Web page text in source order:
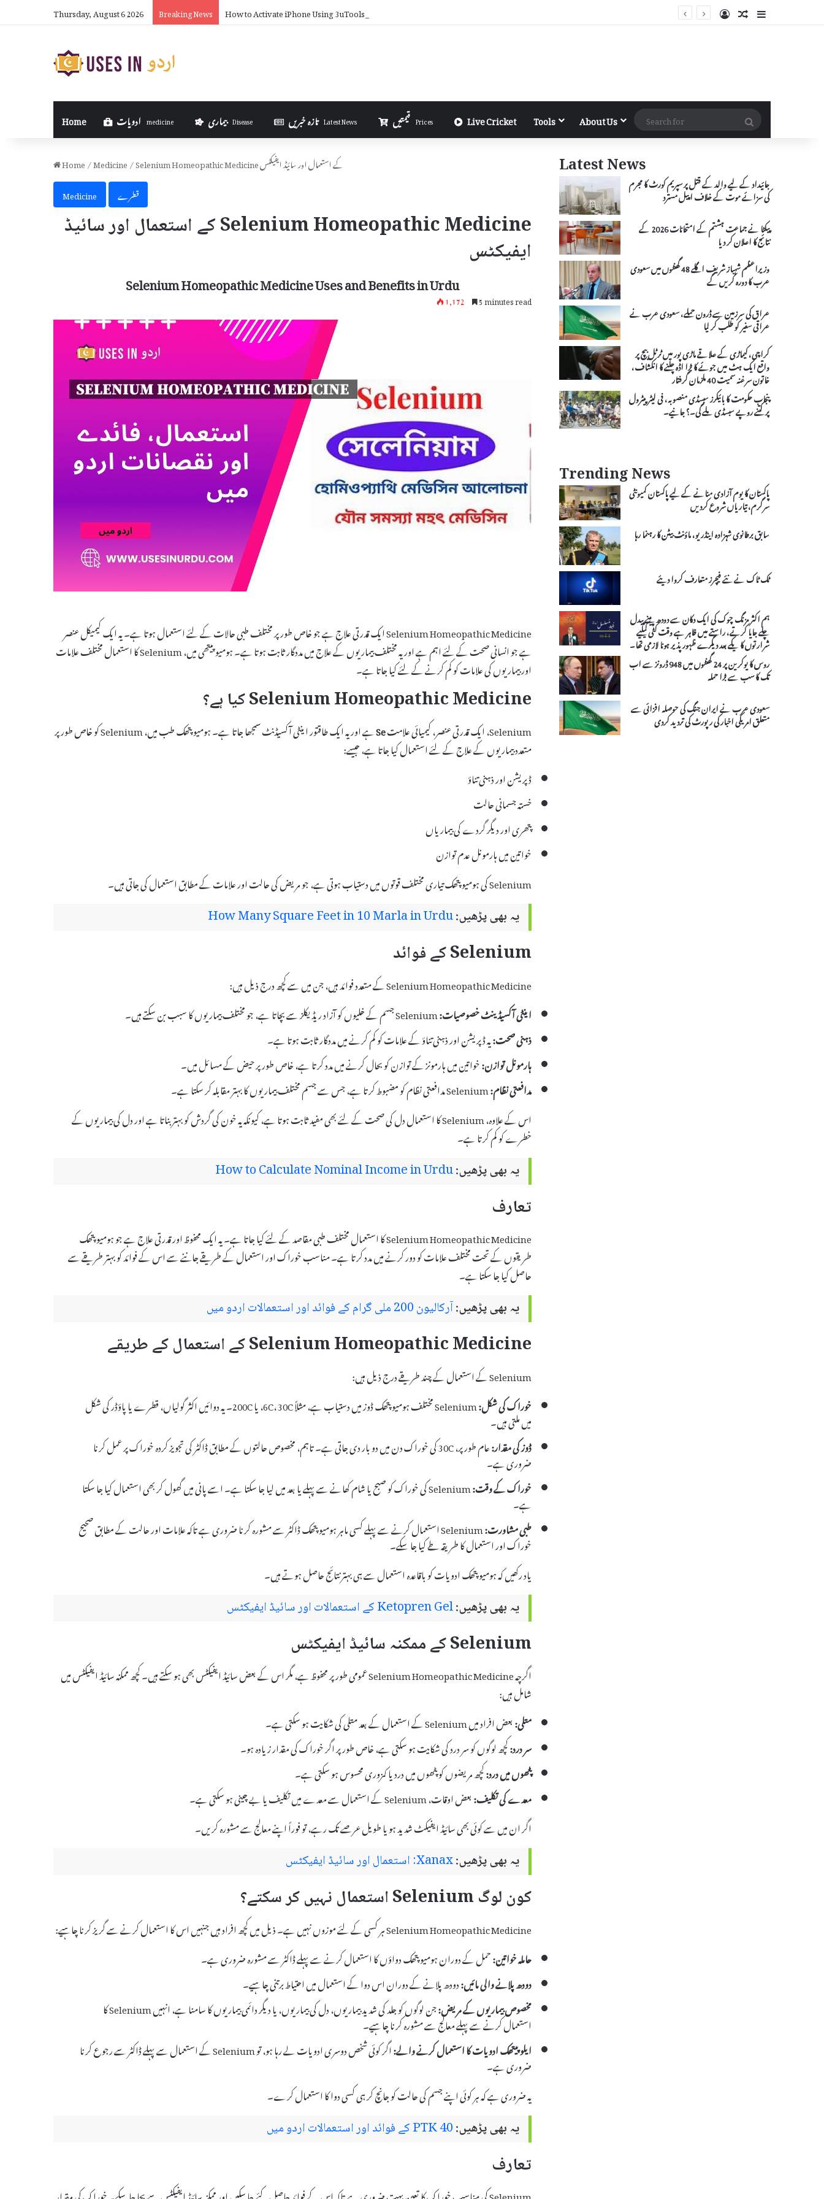
Thursday, August 6 2026 Breaking News How to Activate iPhone Using 3uTools in Urdu Log InRandom Article
Sidebar
Home medicine بیماری Disease تازہ خبریں Latest News Prices Live Cricket Tools About Us
Search
for
Home/Medicine/
Selenium Homeopathic Medicine کے استعمال اور سائیڈ ایفیکٹس
Medicine
قطرے
Selenium Homeopathic Medicine کے استعمال اور سائیڈ
ایفیکٹس
Selenium Homeopathic Medicine Uses and Benefits in Urdu
1,172 5 minutes read
Selenium Homeopathic Medicine ایک قدرتی علاج ہے جو خاص طور پر مختلف طبی حالات کے لئے استعمال ہوتا ہے۔ یہ ایک کیمیکل عنصر
ہے جو انسانی صحت کے لئے اہم ہے اور یہ مختلف بیماریوں کے علاج میں مددگار ثابت ہوتا ہے۔ ہومیوپیتھی میں، Selenium کا استعمال مختلف علامات
اور بیماریوں کی علامات کو کم کرنے کے لئے کیا جاتا ہے۔
Selenium Homeopathic Medicine کیا ہے؟
Selenium، ایک قدرتی عنصر، کیمیائی علامت Se ہے اور یہ ایک طاقتور اینٹی آکسیڈنٹ سمجھا جاتا ہے۔ ہومیوپتھک طب میں، Selenium کو خاص طور پر
متعدد بیماریوں کے علاج کے لئے استعمال کیا جاتا ہے، جیسے:
ڈپریشن اور ذہنی تناؤ
خستہ جسمانی حالت
پتھری اور دیگر گردے کی بیماریاں
خواتین میں ہارمونل عدم توازن
Selenium کی ہومیوپتھک تیاری مختلف قوتوں میں دستیاب ہوتی ہے، جو مریض کی حالت اور علامات کے مطابق استعمال کی جاتی ہیں۔
یہ بھی پڑھیں:How Many Square Feet in 10 Marla in Urdu
Selenium کے فوائد
Selenium Homeopathic Medicine کے متعدد فوائد ہیں، جن میں سے کچھ درج ذیل ہیں:
اینٹی آکسیڈینٹ خصوصیات:
ذہنی صحت:یہ ڈپریشن اور ذہنی تناؤ کے علامات کو کم کرنے میں مددگار ثابت ہوتا ہے۔
ہارمونل توازن:خواتین میں ہارمونز کے توازن کو بحال کرنے میں مدد کرتا ہے، خاص طور پر حیض کے مسائل میں۔
مدافعتی نظام:
اس کے علاوہ، Selenium کا استعمال دل کی صحت کے لئے بھی مفید ثابت ہوتا ہے، کیونکہ یہ خون کی گردش کو بہتر بناتا ہے اور دل کی بیماریوں کے
خطرے کو کم کرتا ہے۔
یہ بھی پڑھیں:How to Calculate Nominal Income in Urdu
تعارف
Selenium Homeopathic Medicine کا استعمال مختلف طبی مقاصد کے لئے کیا جاتا ہے۔ یہ ایک محفوظ اور قدرتی علاج ہے جو ہومیوپتھک
طریقوں کے تحت مختلف علامات کو دور کرنے میں مدد کرتا ہے۔ مناسب خوراک اور استعمال کے طریقے جاننے سے اس کے فوائد کو بہتر طریقے سے
حاصل کیا جا سکتا ہے۔
یہ بھی پڑھیں:آرکالیون 200 ملی گرام کے فوائد اور استعمالات اردو میں
Selenium Homeopathic Medicine کے استعمال کے طریقے
Selenium کے استعمال کے چند طریقے درج ذیل ہیں:
خوراک کی شکل:
Selenium مختلف ہومیوپتھک ڈوز میں دستیاب ہے، مثلاً 6C، 30C، یا 200C۔ یہ دوائیں اکثر گولیاں، قطرے یا پاؤڈر کی شکل
میں ملتی ہیں۔
ڈوز کی مقدار:
عام طور پر، 30C کی خوراک دن میں دو بار دی جاتی ہے۔ تاہم، مخصوص حالتوں کے مطابق ڈاکٹر کی تجویز کردہ خوراک پر عمل کرنا
ضروری ہے۔
خوراک کے وقت:
Selenium کی خوراک کو صبح یا شام کھانے سے پہلے یا بعد میں لیا جا سکتا ہے۔ اسے پانی میں گھول کر بھی استعمال کیا جا سکتا
ہے۔
طبی مشاورت:
Selenium استعمال کرنے سے پہلے کسی ماہر ہومیوپتھک ڈاکٹر سے مشورہ کرنا ضروری ہے تاکہ علامات اور حالت کے مطابق صحیح
خوراک اور استعمال کا طریقہ طے کیا جا سکے۔
یاد رکھیں کہ ہومیوپتھک ادویات کو باقاعدہ استعمال سے ہی بہتر نتائج حاصل ہوتے ہیں۔
یہ بھی پڑھیں:Ketopren Gel کے استعمالات اور سائیڈ ایفیکٹس
Selenium کے ممکنہ سائیڈ ایفیکٹس
اگرچہ Selenium Homeopathic Medicine عمومی طور پر محفوظ ہے، مگر اس کے بعض سائیڈ ایفیکٹس بھی ہو سکتے ہیں۔ کچھ ممکنہ سائیڈ ایفیکٹس میں
شامل ہیں:
متلی:بعض افراد میں Selenium کے استعمال کے بعد متلی کی شکایت ہو سکتی ہے۔
سر درد:کچھ لوگوں کو سر درد کی شکایت ہو سکتی ہے، خاص طور پر اگر خوراک کی مقدار زیادہ ہو۔
پٹھوں میں درد:کچھ مریضوں کو پٹھوں میں درد یا کمزوری محسوس ہو سکتی ہے۔
معدے کی تکلیف:بعض اوقات، Selenium کے استعمال سے معدے میں تکلیف یا بے چینی ہو سکتی ہے۔
اگر ان میں سے کوئی بھی سائیڈ ایفیکٹ شدید ہو یا طویل عرصے تک رہے، تو فوراً اپنے معالج سے مشورہ کریں۔
یہ بھی پڑھیں:Xanax: استعمال اور سائیڈ ایفیکٹس
کون لوگ Selenium استعمال نہیں کر سکتے؟
Selenium Homeopathic Medicine ہر کسی کے لئے موزوں نہیں ہے۔ ذیل میں کچھ افراد ہیں جنہیں اس کا استعمال کرنے سے گریز کرنا چاہیے:
حاملہ خواتین:حمل کے دوران ہومیوپتھک دواؤں کا استعمال کرنے سے پہلے ڈاکٹر سے مشورہ ضروری ہے۔
دودھ پلانے والی مائیں:دودھ پلانے کے دوران اس دوا کے استعمال میں احتیاط برتنی چاہیے۔
مخصوص بیماریوں کے مریض:
جن لوگوں کو جلد کی شدید بیماریوں، دل کی بیماریوں، یا دیگر دائمی بیماریوں کا سامنا ہے، انہیں Selenium کا
استعمال کرنے سے پہلے معالج سے مشورہ کرنا چاہیے۔
ایلوپیتھک ادویات کا استعمال کرنے والے:
اگر کوئی شخص دوسری ادویات لے رہا ہو، تو Selenium کے استعمال سے پہلے ڈاکٹر سے رجوع کرنا
ضروری ہے۔
یہ ضروری ہے کہ ہر کوئی اپنے جسم کی حالت کو جانچ کر ہی کسی دوا کا استعمال کرے۔
یہ بھی پڑھیں:PTK 40 کے فوائد اور استعمالات اردو میں
تعارف
Latest News
جائیداد کے لیے والد کے قتل پر سپریم کورٹ کا مجرم
کی سزائے موت کے خلاف اپیل مسترد
پیکٹا نے جماعت ہشتم کے امتحانات 2026 کے
نتائج کا اعلان کر دیا
وزیراعظم شہباز شریف اگلے 48 گھنٹوں میں سعودی
عرب کا دورہ کریں گے
عراق کی سرزمین سے ڈرون حملے، سعودی عرب نے
عراقی سفیر کو طلب کر لیا
کراچی، کیماڑی کے علاقے ماڑی پور میں ٹرٹل بیچ پر
واقع ایک ہٹ میں جوئے کا بڑا اڈہ چلنے کا انکشاف،
خاتون سرغنہ سمیت 40 ملزمان گرفتار
پنجاب حکومت کا بائیکرز سبسڈی منصوبہ، فی لیٹر پیٹرول
پر کتنے روپے سبسڈی ملے گی۔؟ جانیے۔
Trending News
پاکستان کا یوم آزادی منانے کے لیے پاکستان کمیونٹی
سرگرم، تیاریاں شروع کردیں
سابق برطانوی شہزادہ اینڈریو، ماؤنٹ بیٹن کا رہنما رہا
ٹک ٹاک نے نئے فیچرز متعارف کروا دیئے
ہم اکثر مزنگ چوک کی ایک دکان سے دودھ پینے پیدل
چلے جایا کرتے، راستے میں ظاہر ہے وقت کٹی کیلیے
شرارتوں کا یکے بعد دیگرے ظہور پذیر ہونا لازمی تھا۔
روس کا یوکرین پر 24 گھنٹوں میں 948 ڈرونز سے اب
تک کا سب سے بڑا حملہ
سعودی عرب نے ایران جنگ کی حوصلہ افزائی سے
متعلق امریکی اخبار کی رپورٹ کی تردید کردی